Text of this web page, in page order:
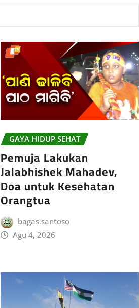
GAYA HIDUP SEHAT
Pemuja Lakukan
Jalabhishek Mahadev,
Doa untuk Kesehatan
Orangtua
bagas.santoso
Agu 4, 2026